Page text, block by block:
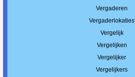
Vergaderen
Vergaderlokaties
Vergelijk
Vergelijken
Vergelijker
Vergelijkers